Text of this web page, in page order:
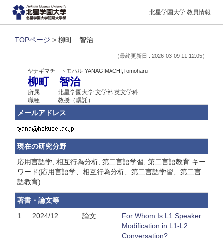
北星学園大学 教員情報
TOPページ > 柳町 智治
（最終更新日 : 2026-03-09 11:12:05）
ヤナギマチ トモハル YANAGIMACHI,Tomoharu
柳町 智治
所属
北星学園大学 文学部 英文学科
職種
教授（嘱託）
メールアドレス
現在の研究分野
応用言語学, 相互行為分析, 第二言語学習, 第二言語教育 キー
ワード(応用言語学、相互行為分析、第二言語学習、第二言
語教育)
著書・論文等
1.
2024/12 論文
For Whom Is L1 Speaker
Modification in L1-L2
Conversation?: